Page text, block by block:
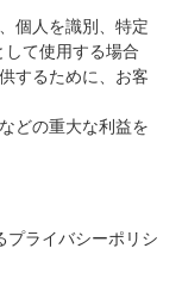
個人を識別、特定
て使用する場合
するために、お客
どの重大な利益を
プライバシーポリシ